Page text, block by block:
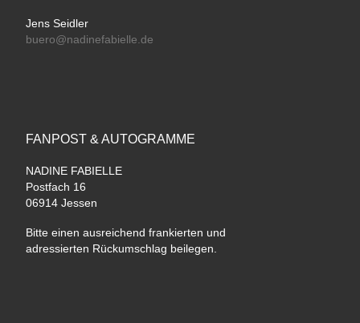
Jens Seidler
buero@nadinefabielle.de
FANPOST & AUTOGRAMME
NADINE FABIELLE
Postfach 16
06914 Jessen
Bitte einen ausreichend frankierten und
adressierten Rückumschlag beilegen.